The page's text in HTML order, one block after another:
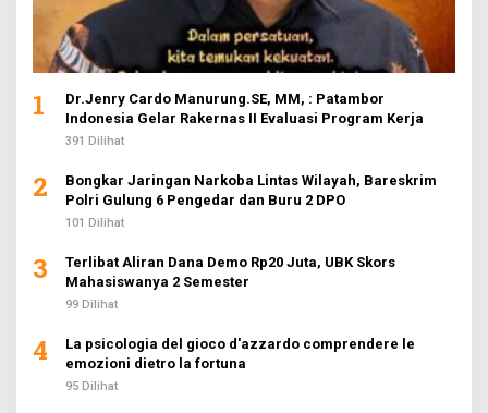
1
Dr.Jenry Cardo Manurung.SE, MM, : Patambor
Indonesia Gelar Rakernas II Evaluasi Program Kerja
391 Dilihat
2
Bongkar Jaringan Narkoba Lintas Wilayah, Bareskrim
Polri Gulung 6 Pengedar dan Buru 2 DPO
101 Dilihat
3
Terlibat Aliran Dana Demo Rp20 Juta, UBK Skors
Mahasiswanya 2 Semester
99 Dilihat
4
La psicologia del gioco d'azzardo comprendere le
emozioni dietro la fortuna
95 Dilihat